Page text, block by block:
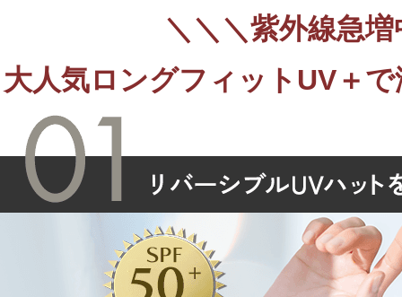
＼＼＼紫外線急
大人気ロングフィットUV＋